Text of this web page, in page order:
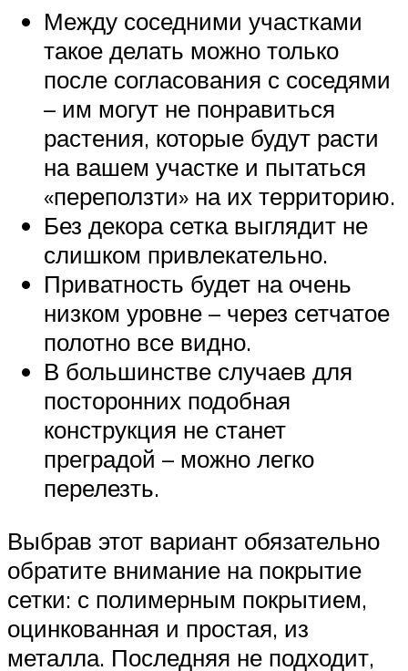
Между соседними участками
такое делать можно только
после согласования с соседями
– им могут не понравиться
растения, которые будут расти
на вашем участке и пытаться
«переползти» на их территорию.
Без декора сетка выглядит не
слишком привлекательно.
Приватность будет на очень
низком уровне – через сетчатое
полотно все видно.
В большинстве случаев для
посторонних подобная
конструкция не станет
преградой – можно легко
перелезть.
Выбрав этот вариант обязательно
обратите внимание на покрытие
сетки: с полимерным покрытием,
оцинкованная и простая, из
металла. Последняя не подходит,